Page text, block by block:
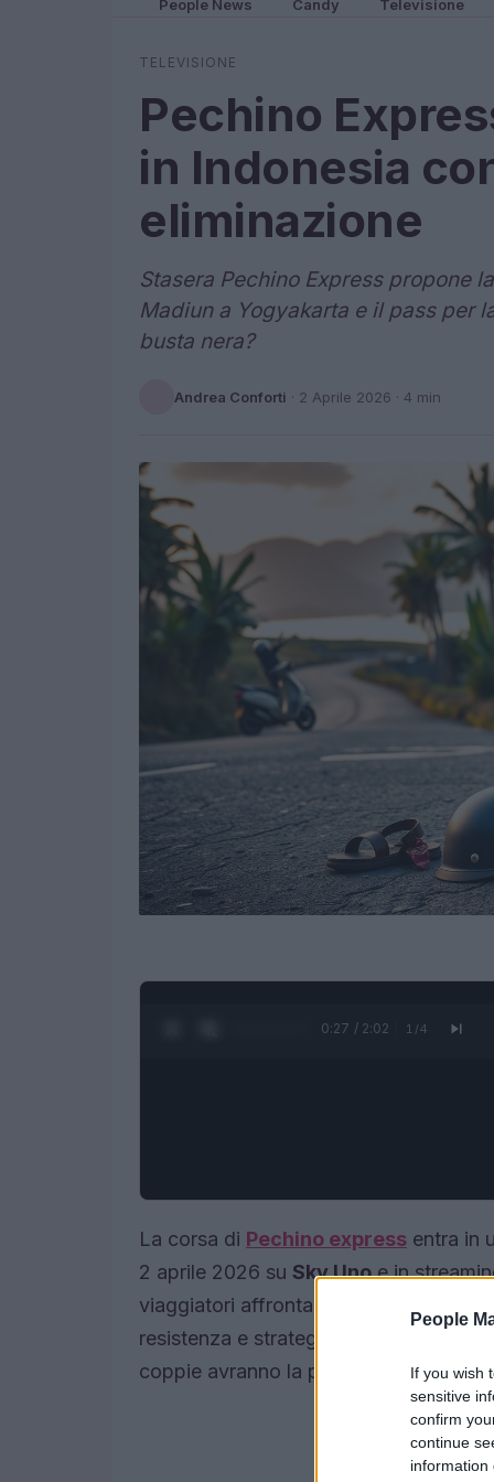
People
If you wish
sensitive
confirm
continue
information
People News Candy Televisione
TELEVISIONE
Pechino
in Indonesia
eliminazione
Stasera Pechino Express propone
Madiun a Yogyakarta e il pass per
busta nera?
Andrea Conforti · 2 Aprile 2026 · 4 min
0:28 / 2:02 1 /4
La corsa di Pechino express entra in
2 aprile 2026 su Sky Unoe in
viaggiatori affrontano l’ultima frazione
resistenza e strategia su oltre
coppie avranno la possibilità di